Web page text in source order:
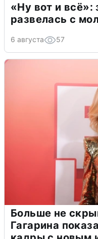
«Ну вот и
развелась с
6 августа 57
Больше не
Гагарина